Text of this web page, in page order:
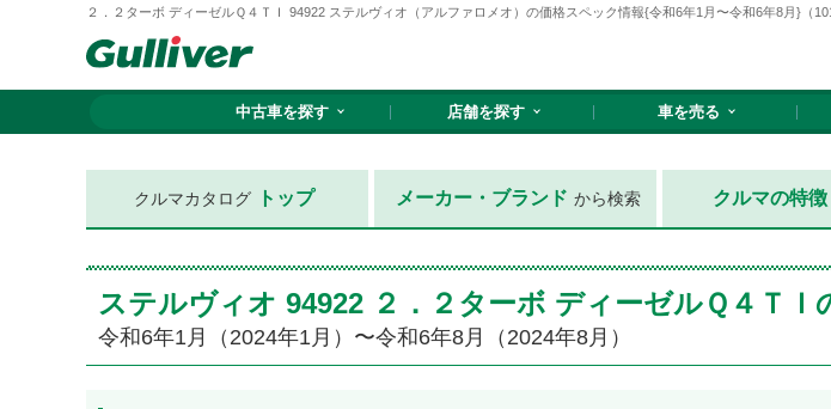
２．２ターボ ディーゼルＱ４ＴＩ 94922 ステルヴィオ（アルファロメオ）の価格スペック情報{令和6年1月〜令和6年8月}（
中古車を探す 店舗を探す 車を売る
クルマカタログ トップ メーカー・ブランド から検索 クルマの特徴
ステルヴィオ 94922 ２．２ターボ ディーゼルＱ４Ｔ
令和6年1月（2024年1月）〜令和6年8月（2024年8月）